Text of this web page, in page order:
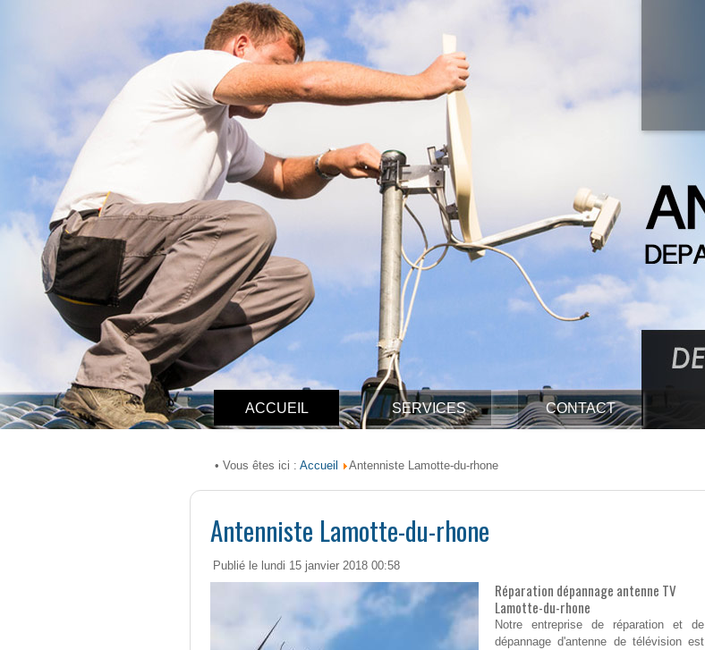
ACCUEIL SERVICES CONTACT
• Vous êtes ici : Accueil Antenniste Lamotte-du-rhone
Antenniste Lamotte-du-rhone
Publié le lundi 15 janvier 2018 00:58
Réparation dépannage antenne TV
Lamotte-du-rhone
Notre entreprise de réparation et de
dépannage d'antenne de télévision est